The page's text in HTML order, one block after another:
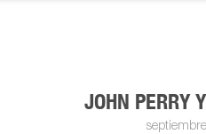
JOHN PERRY